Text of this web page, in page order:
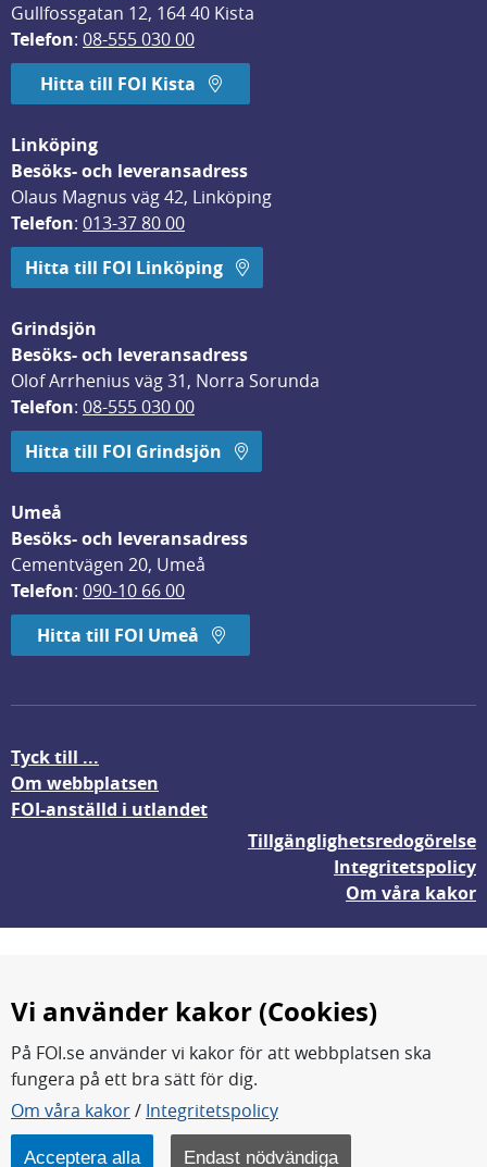
Gullfossgatan 12, 164 40 Kista
Telefon: 08-555 030 00
Hitta till FOI Kista
Linköping
Besöks- och leveransadress
Olaus Magnus väg 42, Linköping
Telefon: 013-37 80 00
Hitta till FOI Linköping
Grindsjön
Besöks- och leveransadress
Olof Arrhenius väg 31, Norra Sorunda
Telefon: 08-555 030 00
Hitta till FOI Grindsjön
Umeå
Besöks- och leveransadress
Cementvägen 20, Umeå
Telefon: 090-10 66 00
Hitta till FOI Umeå
Tyck till ...
Om webbplatsen
FOI-anställd i utlandet
Tillgänglighetsredogörelse
Integritetspolicy
Om våra kakor
FOI forskar för en säkrare värld.
FOI:s kärnverksamhet är forskning, metod- och
teknikutveckling samt analyser och studier.
Vi använder kakor (Cookies)
På FOI.se använder vi kakor för att webbplatsen ska
fungera på ett bra sätt för dig.
Om våra kakor/ Integritetspolicy
Acceptera alla Endast nödvändiga